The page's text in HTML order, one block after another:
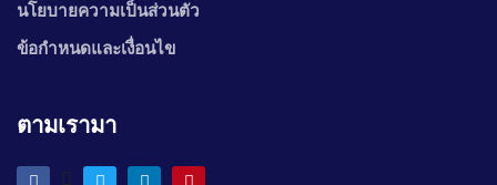
นโยบายความเป็นส่วนตัว
ข้อกำหนดและเงื่อนไข
ตามเรามา